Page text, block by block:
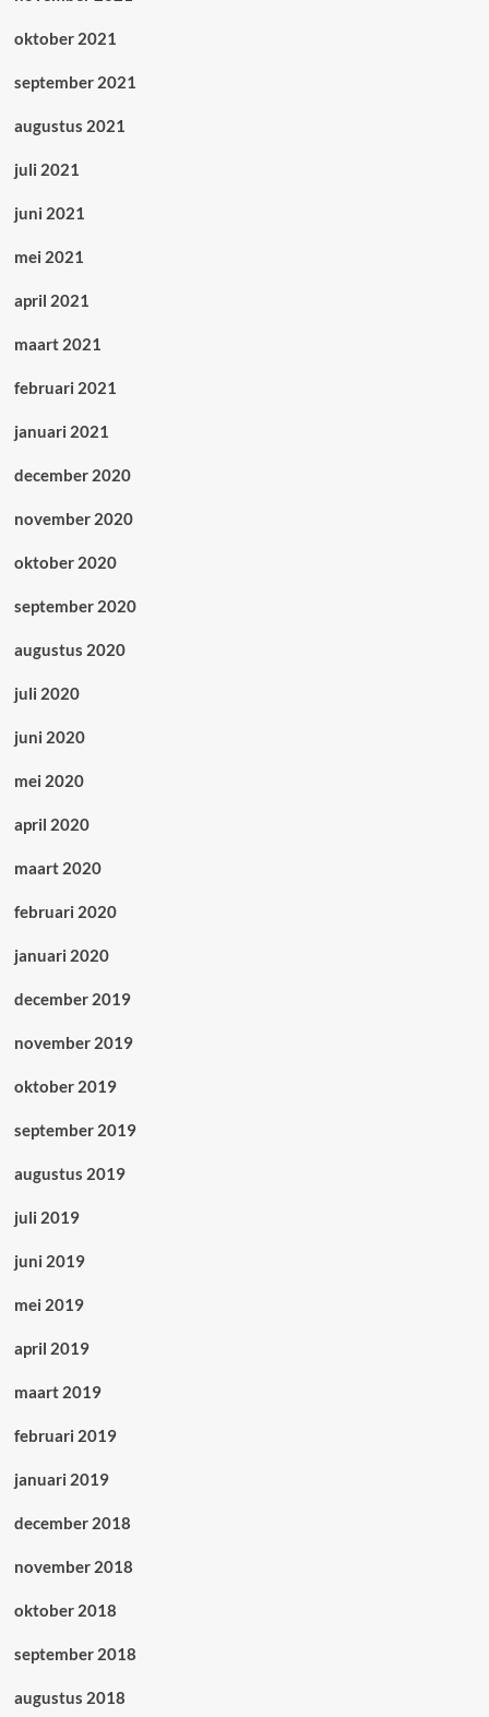
oktober 2021
september 2021
augustus 2021
juli 2021
juni 2021
mei 2021
april 2021
maart 2021
februari 2021
januari 2021
december 2020
november 2020
oktober 2020
september 2020
augustus 2020
juli 2020
juni 2020
mei 2020
april 2020
maart 2020
februari 2020
januari 2020
december 2019
november 2019
oktober 2019
september 2019
augustus 2019
juli 2019
juni 2019
mei 2019
april 2019
maart 2019
februari 2019
januari 2019
december 2018
november 2018
oktober 2018
september 2018
augustus 2018